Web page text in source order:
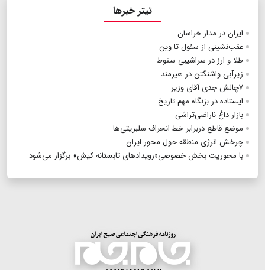
تیتر خبرها
ایران در مدار خراسان
عقب‌نشینی از سئول تا وین
طلا و ارز در سراشیبی سقوط
زیرآبی واشنگتن در هیرمند
۷چالش‌ جدی آقای وزیر
ایستاده در بزنگاه مهم تاریخ
بازار داغ ناراضی‌تراشی
موضع قاطع دربرابر خط انحراف سلبریتی‌ها
چرخش انرژی منطقه حول محور ایران
با محوریت بخش خصوصی«رویدادهای تابستانه کیش» برگزار می‌شود